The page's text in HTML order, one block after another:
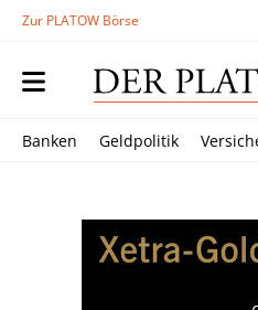
Zur PLATOW Börse
Banken Geldpolitik